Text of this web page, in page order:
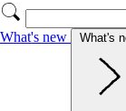
What's new What's